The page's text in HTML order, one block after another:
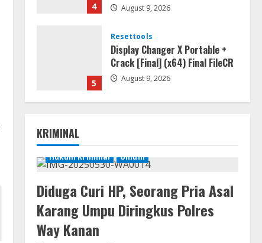
4 August 9, 2026
5
Resettools
Display Changer X Portable +
Crack [Final] (x64) Final FileCR
August 9, 2026
1
Desktop Version .torrent
August 9, 2026
2
Movies
CAMRip 4KUHD AVC Dual Audio
Torr𝐞nt
KRIMINAL
Hukum Kriminal Umum
Diduga Curi HP, Seorang Pria Asal
Karang Umpu Diringkus Polres
Way Kanan